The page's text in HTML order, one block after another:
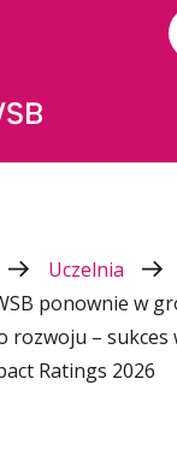
Uczelnia
ponownie w
rozwoju – sukces
Ratings 2026